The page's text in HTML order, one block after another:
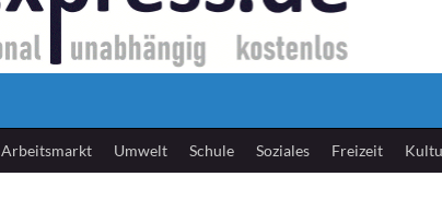
Arbeitsmarkt Umwelt Schule Soziales Freizeit